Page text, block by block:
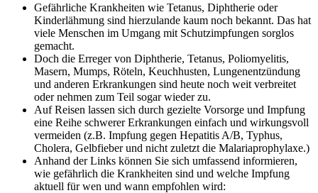
Gefährliche Krankheiten wie Tetanus, Diphtherie oder
Kinderlähmung sind hierzulande kaum noch bekannt. Das hat
viele Menschen im Umgang mit Schutzimpfungen sorglos
gemacht.
Doch die Erreger von Diphtherie, Tetanus, Poliomyelitis,
Masern, Mumps, Röteln, Keuchhusten, Lungenentzündung
und anderen Erkrankungen sind heute noch weit verbreitet
oder nehmen zum Teil sogar wieder zu.
Auf Reisen lassen sich durch gezielte Vorsorge und Impfung
eine Reihe schwerer Erkrankungen einfach und wirkungsvoll
vermeiden (z.B. Impfung gegen Hepatitis A/B, Typhus,
Cholera, Gelbfieber und nicht zuletzt die Malariaprophylaxe.)
Anhand der Links können Sie sich umfassend informieren,
wie gefährlich die Krankheiten sind und welche Impfung
aktuell für wen und wann empfohlen wird: